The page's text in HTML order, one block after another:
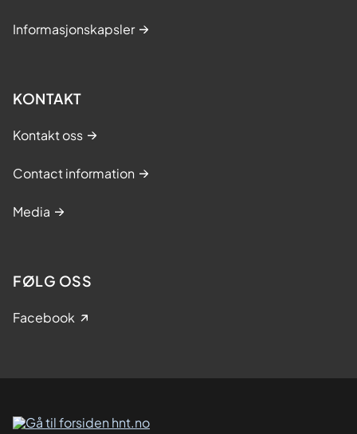
Informasjonskapsler
KONTAKT
Kontakt oss
Contact information
Media
FØLG OSS
Facebook